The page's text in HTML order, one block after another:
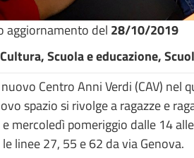
aggiornamento del 28/10/2019
Scuola e educazione,
Centro Anni Verdi (CAV) nel
spazio si rivolge a ragazze e
mercoledì pomeriggio dalle 14
linee 27, 55 e 62 da via Genova.